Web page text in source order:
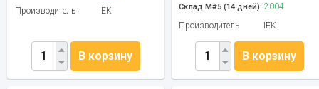
Производитель
IEK
В корзину
Склад М#5 (14 дней): 2004
Производитель
IEK
В корзину